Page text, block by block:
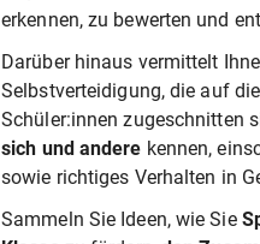
erkennen, zu bewerten und
Darüber hinaus vermittelt
Selbstverteidigung, die auf
Schüler:innen zugeschnitten
sich und andere kennen,
sowie richtiges Verhalten in
Sammeln Sie Ideen, wie Sie